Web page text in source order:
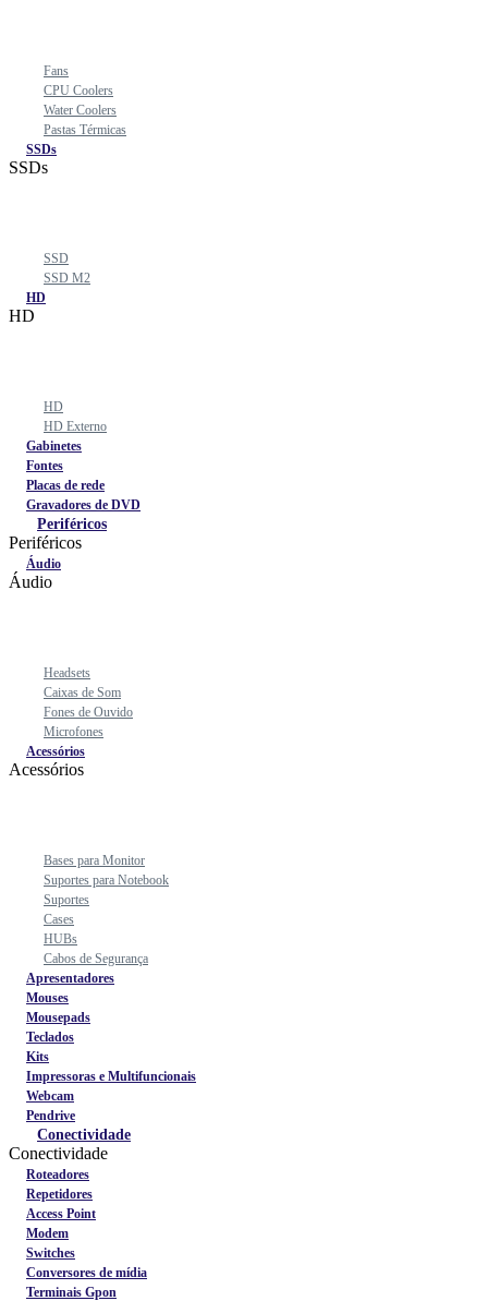
Fans
CPU Coolers
Water Coolers
Pastas Térmicas
SSDs
SSDs
SSD
SSD M2
HD
HD
HD
HD Externo
Gabinetes
Fontes
Placas de rede
Gravadores de DVD
Periféricos
Periféricos
Áudio
Áudio
Headsets
Caixas de Som
Fones de Ouvido
Microfones
Acessórios
Acessórios
Bases para Monitor
Suportes para Notebook
Suportes
Cases
HUBs
Cabos de Segurança
Apresentadores
Mouses
Mousepads
Teclados
Kits
Impressoras e Multifuncionais
Webcam
Pendrive
Conectividade
Conectividade
Roteadores
Repetidores
Access Point
Modem
Switches
Conversores de mídia
Terminais Gpon